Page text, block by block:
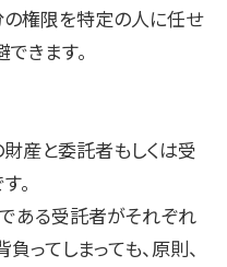
権限を特定の人に任せ
きます。
産と委託者もしくは受
。
ある受託者がそれぞれ
ってしまっても、原則、